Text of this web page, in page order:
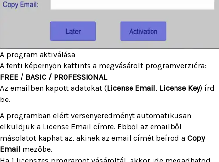
A program aktiválása
A fenti képernyőn kattints a megvásárolt programverzióra:
FREE / BASIC / PROFESSIONAL
Az emailben kapott adatokat (License Email, License Key) írd
be.
A programban elért versenyeredményt automatikusan
elküldjük a License Email címre. Ebből az emailből
másolatot kaphat az, akinek az email címét beírod a Copy
Email mezőbe.